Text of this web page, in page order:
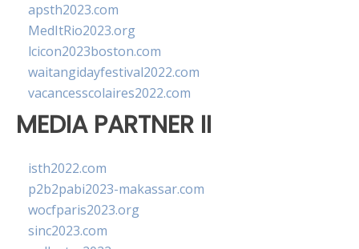
apsth2023.com
MedItRio2023.org
lcicon2023boston.com
waitangidayfestival2022.com
vacancesscolaires2022.com
MEDIA PARTNER II
isth2022.com
p2b2pabi2023-makassar.com
wocfparis2023.org
sinc2023.com